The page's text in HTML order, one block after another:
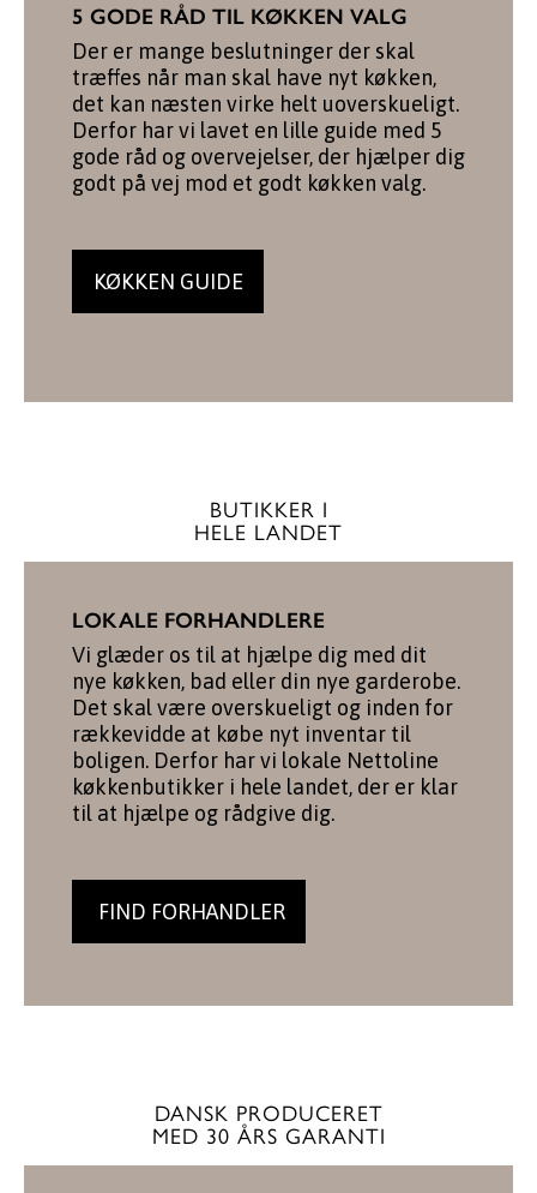
5 GODE RÅD TIL KØKKEN VALG
Der er mange beslutninger der skal
træffes når man skal have nyt køkken,
det kan næsten virke helt uoverskueligt.
Derfor har vi lavet en lille guide med 5
gode råd og overvejelser, der hjælper dig
godt på vej mod et godt køkken valg.
KØKKEN GUIDE
BUTIKKER I
HELE LANDET
LOKALE FORHANDLERE
Vi glæder os til at hjælpe dig med dit
nye køkken, bad eller din nye garderobe.
Det skal være overskueligt og inden for
rækkevidde at købe nyt inventar til
boligen. Derfor har vi lokale Nettoline
køkkenbutikker i hele landet, der er klar
til at hjælpe og rådgive dig.
FIND FORHANDLER
DANSK PRODUCERET
MED 30 ÅRS GARANTI